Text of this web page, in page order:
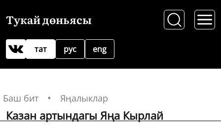
Тукай дөньясы
рус
тат eng
Баш бит Яңалыклар
Казан артындагы Яңа Кырлай